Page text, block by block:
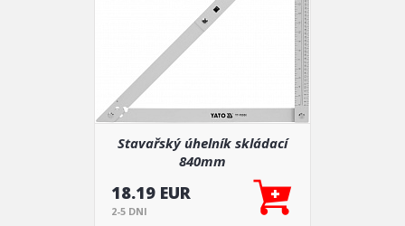
Stavařský úhelník skládací
840mm
18.19 EUR
2-5 DNI